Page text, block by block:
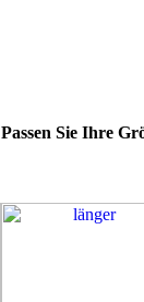
Passen Sie Ihre